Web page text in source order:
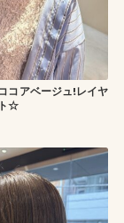
コアベージュ!レイヤ
☆